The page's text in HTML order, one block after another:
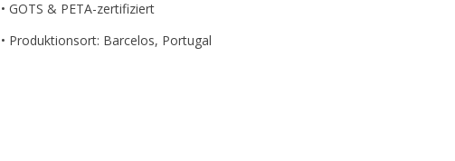
• GOTS & PETA-zertifiziert
• Produktionsort: Barcelos, Portugal